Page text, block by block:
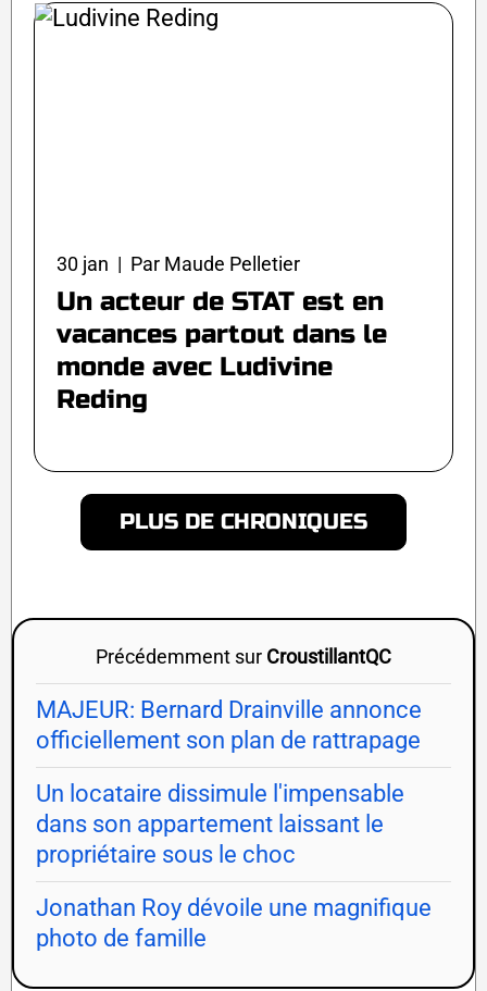
30 jan | Par Maude Pelletier
Un acteur de STAT est en
vacances partout dans le
monde avec Ludivine
Reding
PLUS DE CHRONIQUES
Précédemment sur CroustillantQC
MAJEUR: Bernard Drainville annonce
officiellement son plan de rattrapage
Un locataire dissimule l'impensable
dans son appartement laissant le
propriétaire sous le choc
Jonathan Roy dévoile une magnifique
photo de famille